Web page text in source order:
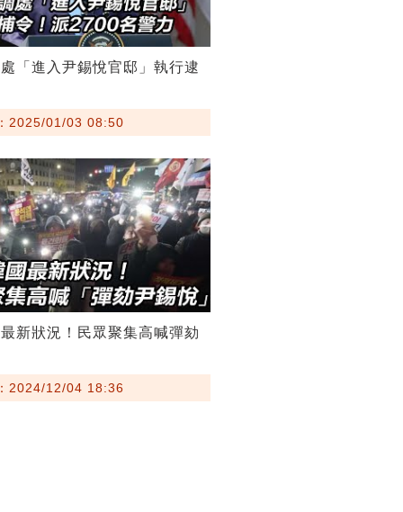
「進入尹錫悅官邸」執行逮
2025/01/03 08:50
新狀況！民眾聚集高喊彈劾
2024/12/04 18:36